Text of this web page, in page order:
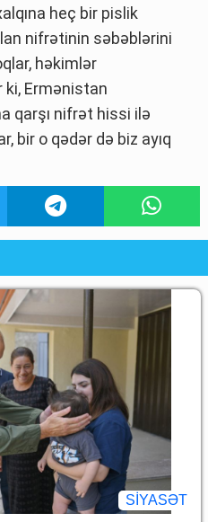
heç bir pislik
nifrətinin səbəblərini
həkimlər
ki, Ermənistan
qarşı nifrət hissi ilə
bir o qədər də biz ayıq
SİYASƏT